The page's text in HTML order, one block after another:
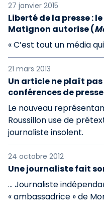
27 janvier 2015
Liberté de la presse :
Matignon autorise (
« C’est tout un média
21 mars 2013
Un article ne plaît
conférences de
Le nouveau
Roussillon use de
journaliste insolent.
24 octobre 2012
Une journaliste fait
… Journaliste
« ambassadrice » de